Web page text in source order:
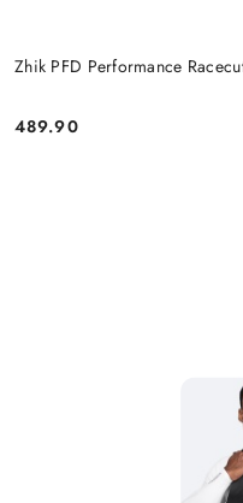
Zhik PFD Performance
Cena:
489.90